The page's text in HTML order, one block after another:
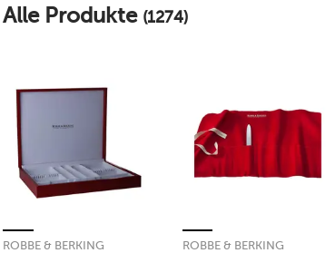
Alle Produkte (1274)
ROBBE & BERKING ROBBE & BERKING